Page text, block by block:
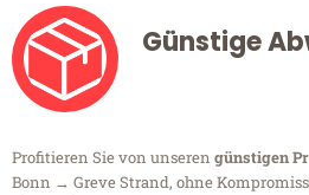
Günstige
Profitieren Sie von unseren günstigen
Bonn → Greve Strand, ohne